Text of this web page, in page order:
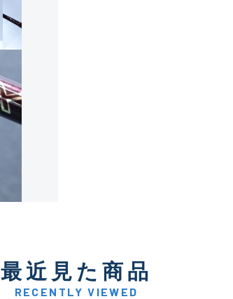
C-
い品
最近見た商品
RECENTLY VIEWED